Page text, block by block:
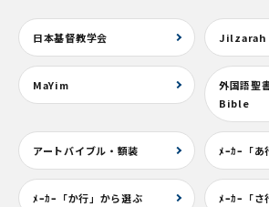
日本基督教学会 Jilzarah
MaYim
外国語
Bible
アートバイブル・額装 ﾒｰｶｰ「あ
ﾒｰｶｰ「か行」から選ぶ ﾒｰｶｰ「さ